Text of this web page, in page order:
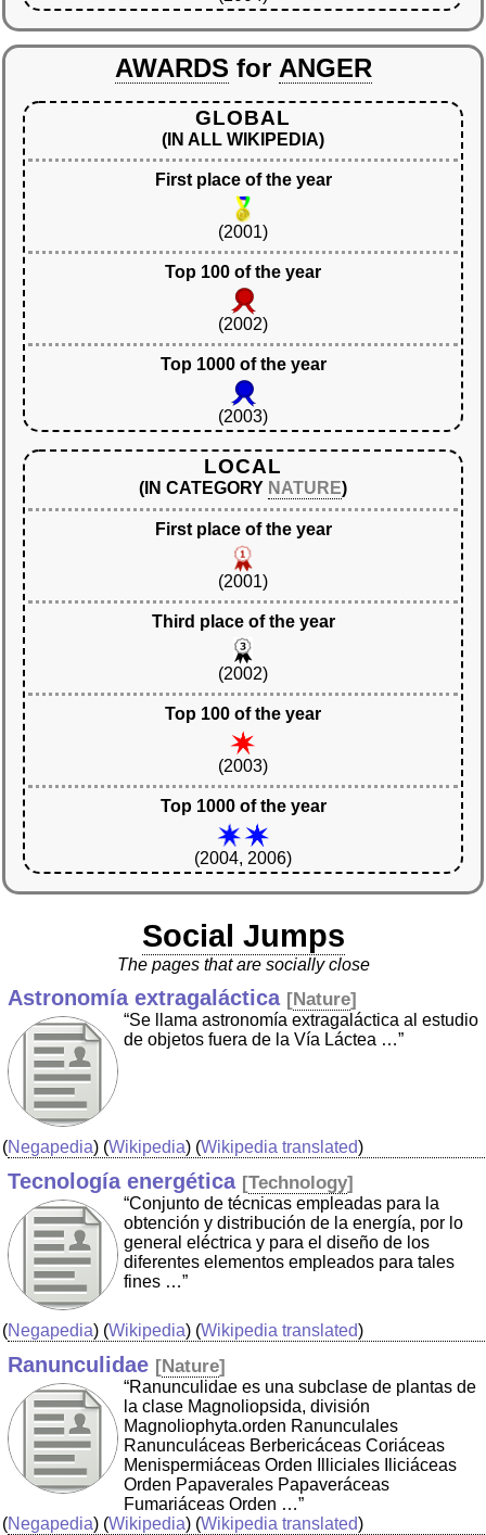
AWARDS for ANGER
GLOBAL
(IN ALL WIKIPEDIA)
First place of the year
(2001)
Top 100 of the year
(2002)
Top 1000 of the year
(2003)
LOCAL
(IN CATEGORY NATURE)
First place of the year
(2001)
Third place of the year
(2002)
Top 100 of the year
(2003)
Top 1000 of the year
(2004, 2006)
Social Jumps
The pages that are socially close
Astronomía extragaláctica [Nature]
“Se llama astronomía extragaláctica al estudio
de objetos fuera de la Vía Láctea …”
(Negapedia) (Wikipedia) (Wikipedia translated)
Tecnología energética [Technology]
“Conjunto de técnicas empleadas para la
obtención y distribución de la energía, por lo
general eléctrica y para el diseño de los
diferentes elementos empleados para tales
fines …”
(Negapedia) (Wikipedia) (Wikipedia translated)
Ranunculidae [Nature]
“Ranunculidae es una subclase de plantas de
la clase Magnoliopsida, división
Magnoliophyta.orden Ranunculales
Ranunculáceas Berbericáceas Coriáceas
Menispermiáceas Orden Illiciales Iliciáceas
Orden Papaverales Papaveráceas
Fumariáceas Orden …”
(Negapedia) (Wikipedia) (Wikipedia translated)